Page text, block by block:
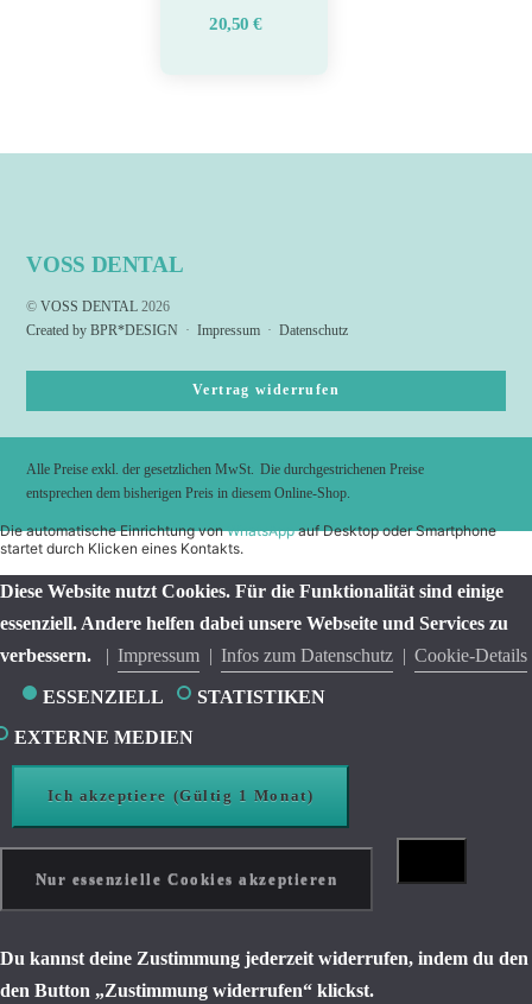
20,50€
VOSS DENTAL
©VOSS DENTAL 2026
Created by BPR*DESIGN ·Impressum ·Datenschutz
Vertrag widerrufen
Alle Preise exkl. der gesetzlichen MwSt. Die durchgestrichenen Preise
entsprechen dem bisherigen Preis in diesem Online-Shop.
Die automatische Einrichtung vonWhatsAppauf Desktop oder Smartphone
startet durch Klicken eines Kontakts.
Diese Website nutzt Cookies. Für die Funktionalität sind einige
essenziell. Andere helfen dabei unsere Webseite und Services zu
verbessern.
Impressum Infos zum Datenschutz Cookie-Details
ESSENZIELL
STATISTIKEN
EXTERNE MEDIEN
Ich akzeptiere (Gültig 1 Monat)
Nur essenzielle Cookies akzeptieren
Du kannst deine Zustimmung jederzeit widerrufen, indem du den
den Button „Zustimmung widerrufen“ klickst.